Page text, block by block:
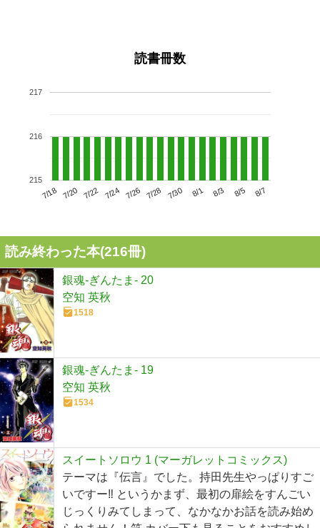
読書冊数
7/18 7/20 7/22 7/24 7/26 7/28 7/30 8/1 8/3 8/5 8/7
215
216
217
読み終わった本(216冊)
銀魂-ぎんたま- 20
空知 英秋
1518
銀魂-ぎんたま- 19
空知 英秋
1534
スイートソロウ 1 (マーガレットコミックス)
テーマは『伝言』でした。持田先生やっぱりすご
いですー‼︎ というかまず、最初の扉絵をすんごい
じっくりみてしまって、なかなかお話を読み始め